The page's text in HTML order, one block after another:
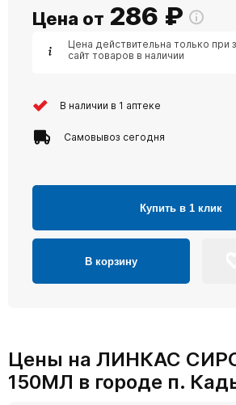
Цена от 286 ₽
Цена действительна только при
сайт товаров в наличии
В наличии в 1 аптеке
Самовывоз сегодня
Купить в 1 клик
В корзину
Цены на ЛИНКАС
150МЛ в городе п.